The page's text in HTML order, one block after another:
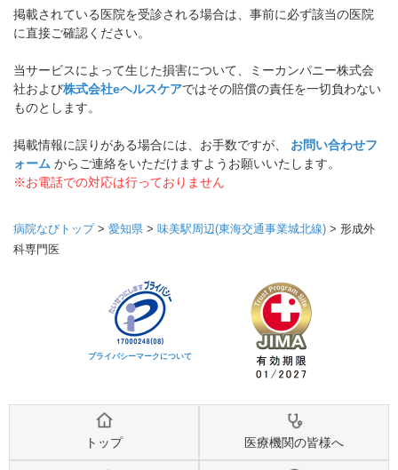
掲載されている医院を受診される場合は、事前に必ず該当の医院
に直接ご確認ください。
当サービスによって生じた損害について、ミーカンパニー株式会
社および株式会社eヘルスケアではその賠償の責任を一切負わない
ものとします。
掲載情報に誤りがある場合には、お手数ですが、 お問い合わせフ
ォーム からご連絡をいただけますようお願いいたします。
※お電話での対応は行っておりません
病院なびトップ> 愛知県 > 味美駅周辺(東海交通事業城北線) > 形成外
科専門医
プライバシーマークについて
トップ 医療機関の皆様へ